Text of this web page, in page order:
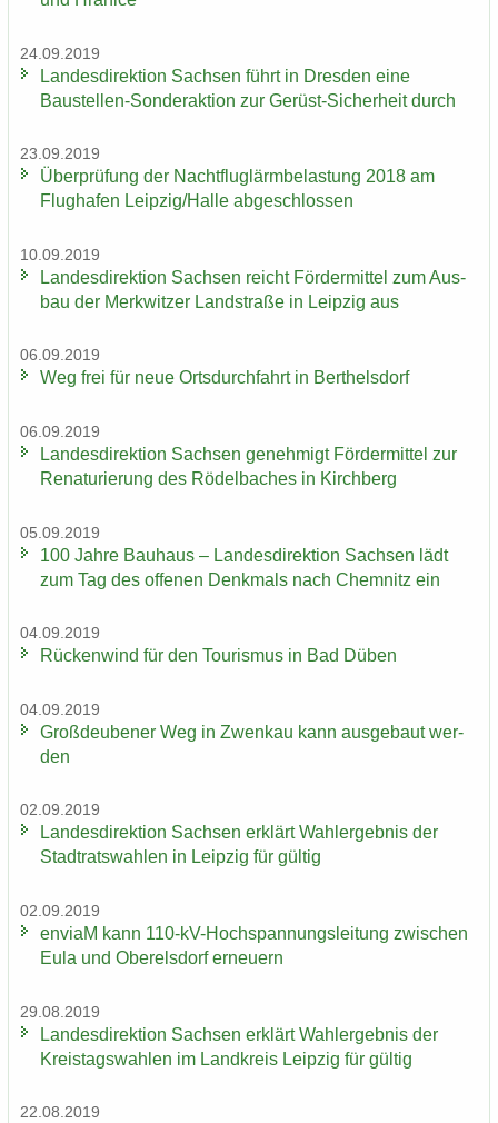
24.09.2019
Lan­des­di­rek­ti­on Sach­sen führt in Dres­den eine
Baustellen-​Sonderaktion zur Gerüst-​Sicherheit durch
23.09.2019
Über­prü­fung der Nacht­flug­lärm­be­las­tung 2018 am
Flug­ha­fen Leip­zig/Halle ab­ge­schlos­sen
10.09.2019
Lan­des­di­rek­ti­on Sach­sen reicht För­der­mit­tel zum Aus­
bau der Merk­wit­zer Land­stra­ße in Leip­zig aus
06.09.2019
Weg frei für neue Orts­durch­fahrt in Bert­hels­dorf
06.09.2019
Lan­des­di­rek­ti­on Sach­sen ge­neh­migt För­der­mit­tel zur
Re­na­tu­rie­rung des Rö­del­ba­ches in Kirch­berg
05.09.2019
100 Jahre Bau­haus – Lan­des­di­rek­ti­on Sach­sen lädt
zum Tag des of­fe­nen Denk­mals nach Chem­nitz ein
04.09.2019
Rü­cken­wind für den Tou­ris­mus in Bad Düben
04.09.2019
Groß­deu­be­ner Weg in Zwenkau kann aus­ge­baut wer­
den
02.09.2019
Lan­des­di­rek­ti­on Sach­sen er­klärt Wahl­er­geb­nis der
Stadt­rats­wah­len in Leip­zig für gül­tig
02.09.2019
en­viaM kann 110-​kV-Hochspannungsleitung zwi­schen
Eula und Ober­els­dorf er­neu­ern
29.08.2019
Lan­des­di­rek­ti­on Sach­sen er­klärt Wahl­er­geb­nis der
Kreis­tags­wah­len im Land­kreis Leip­zig für gül­tig
22.08.2019